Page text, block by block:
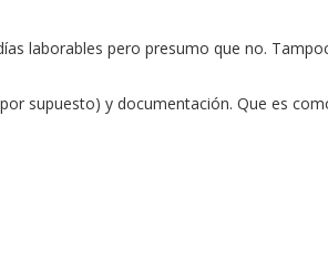
laborables pero presumo que no.
supuesto) y documentación. Que es